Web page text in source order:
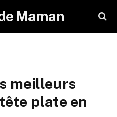
Maman
meilleurs
plate en